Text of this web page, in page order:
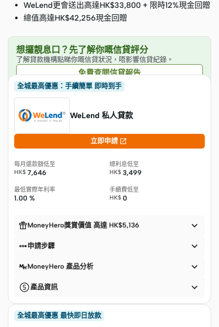
WeLend更會送出高達HK$33,800 + 限時12%現金回贈
總值高達HK$42,256現金回贈
想攞靚息口？先了解你嘅信貸評分
了解貸款機構點睇你嘅信貸狀況，唔影響信貸紀錄。
免費查閱信貸報告
全城最高優惠：手續簡單 即時到手
WeLend 私人貸款
立即申請 
每月還款額低至
HK$ 7,646
總利息低至
HK$ 3,499
最低實際年利率
1.00 %
手續費低至
HK$ 0
MoneyHero獎賞價值 高達 HK$5,136 
申請步驟 
MoneyHero 產品分析 
產品資訊 
全城最高優惠 最快即日放款